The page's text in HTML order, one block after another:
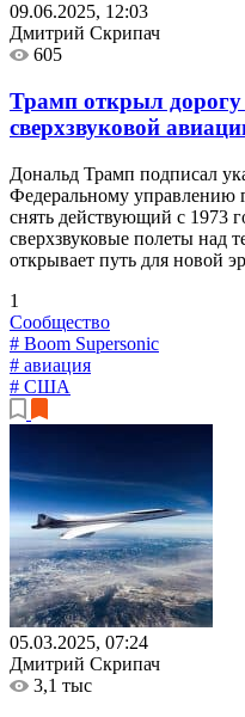
09.06.2025, 12:03
Дмитрий Скрипач
605
Трамп открыл
сверхзвуковой
Дональд Трамп подписал
Федеральному управлению
снять действующий с 1973
сверхзвуковые полеты
открывает путь для новой
1
Сообщество
# Boom Supersonic
# авиация
# США
05.03.2025, 07:24
Дмитрий Скрипач
3,1 тыс